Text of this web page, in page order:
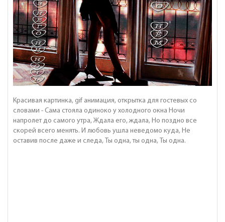
Красивая картинка, gif анимация, открытка для гостевых со
словами - Сама стояла одиноко у холодного окна Ночи
напролет до самого утра, Ждала его, ждала, Но поздно все
скорей всего менять. И любовь ушла неведомо куда, Не
оставив после даже и следа, Ты одна, ты одна, Ты одна.